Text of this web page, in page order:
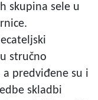
skupina sele u
stručno
predviđene su i
skladbi